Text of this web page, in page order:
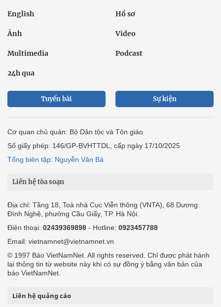
English Hồ sơ
Ảnh Video
Multimedia Podcast
24h qua
Tuyến bài Sự kiện
Cơ quan chủ quản: Bộ Dân tộc và Tôn giáo
Số giấy phép: 146/GP-BVHTTDL, cấp ngày 17/10/2025
Tổng biên tập: Nguyễn Văn Bá
Liên hệ tòa soạn
Địa chỉ: Tầng 18, Toà nhà Cục Viễn thông (VNTA), 68 Dương
Đình Nghệ, phường Cầu Giấy, TP. Hà Nội.
Điện thoại: 02439369898 - Hotline: 0923457788
Email: vietnamnet@vietnamnet.vn
© 1997 Báo VietNamNet. All rights reserved. Chỉ được phát hành
lại thông tin từ website này khi có sự đồng ý bằng văn bản của
báo VietNamNet.
Liên hệ quảng cáo